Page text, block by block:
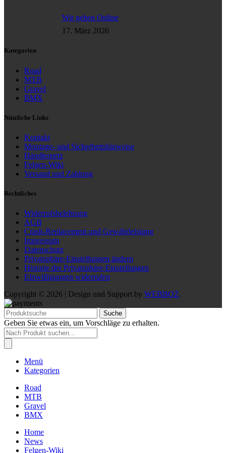
Wir gehen Online
17. März 2026
Kategorien
Road
MTB
Gravel
BMX
Nützliche Links
Kontakt
Montage- und Sicherheitshinweise
Händlernetz
Felgen-Wiki
Versand und Zahlung
Rechtliches
Widerrufsbelehrung
AGB
Crash-Replacement und Gewährleistung
Impressum
Datenschutz
Privatsphäre-Einstellungen ändern
Historie der Privatsphäre-Einstellungen
Einwilligungen widerrufen
Copyright © 2026 | Design und Support by WEBBOZ.
Suche
Geben Sie etwas ein, um Vorschläge zu erhalten.
Products
search
Menü
Kategorien
Road
MTB
Gravel
BMX
Home
News
Felgen-Wiki